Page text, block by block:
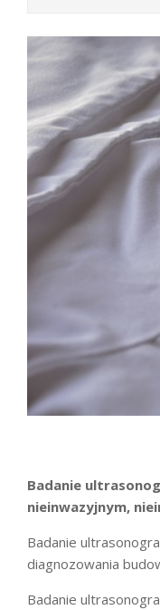
Badanie
nieinwazyjnym,
Badanie
diagnozowania
Badanie